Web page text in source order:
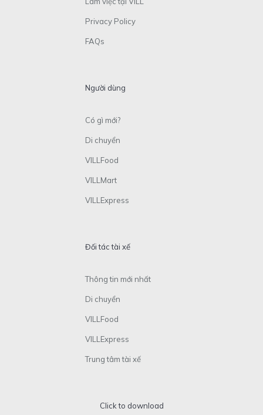
Privacy Policy
FAQs
Người dùng
Có gì mới?
Di chuyển
VILLFood
VILLMart
VILLExpress
Đối tác tài xế
Thông tin mới nhất
Di chuyển
VILLFood
VILLExpress
Trung tâm tài xế
Click to download